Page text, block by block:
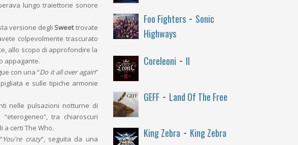
lungo traiettorie sonore
versione degli Sweettrovate
colpevolmente trascurato
allo scopo di approfondire la
appagante.
con una “Do it all over again”
e sulle tipiche armonie
nelle pulsazioni notturne di
tra chiaroscuri
certi The Who.
You're crazy”, seguita da una
Foo Fighters- Sonic
Highways
Coreleoni - II
GEFF- Land Of The Free
King Zebra - King Zebra